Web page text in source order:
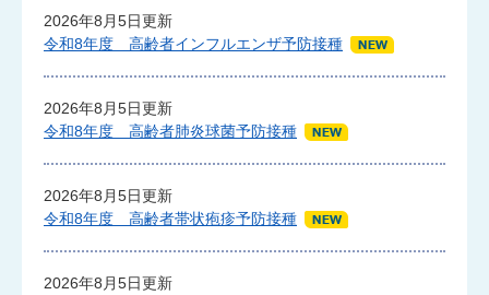
2026年8月5日更新
令和8年度 高齢者インフルエンザ予防接種
2026年8月5日更新
令和8年度 高齢者肺炎球菌予防接種
2026年8月5日更新
令和8年度 高齢者帯状疱疹予防接種
2026年8月5日更新